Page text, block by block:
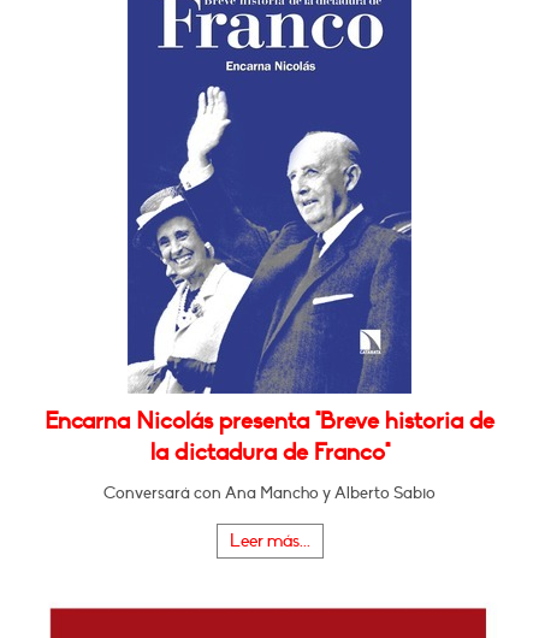
Encarna Nicolás presenta "Breve historia de
la dictadura de Franco"
Conversará con Ana Mancho y Alberto Sabio
Leer más...